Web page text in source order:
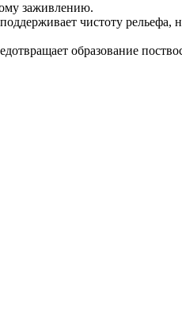
заживлению.
чистоту рельефа,
образование